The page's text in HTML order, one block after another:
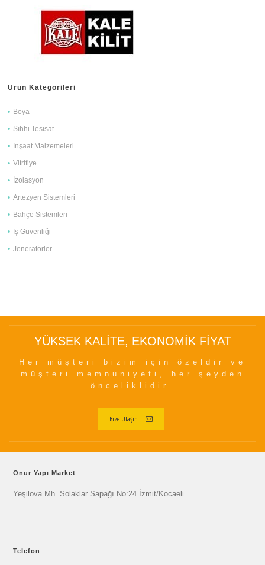
Ürün Kategorileri
Boya
Sıhhi Tesisat
İnşaat Malzemeleri
Vitrifiye
İzolasyon
Artezyen Sistemleri
Bahçe Sistemleri
İş Güvenliği
Jeneratörler
YÜKSEK KALİTE, EKONOMİK FİYAT
Her müşteri bizim için özeldir ve
müşteri memnuniyeti, her şeyden
önceliklidir.
Bize Ulaşın
Onur Yapı Market
Yeşilova Mh. Solaklar Sapağı No:24 İzmit/Kocaeli
Telefon